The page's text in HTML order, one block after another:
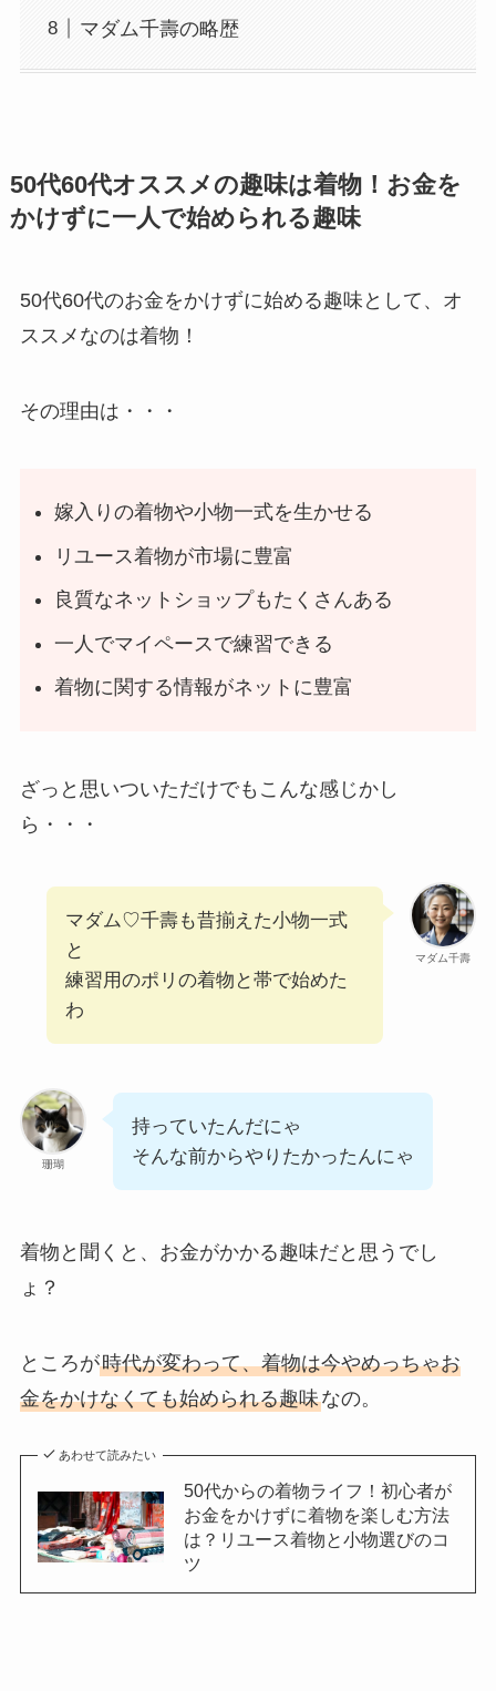
マダム千壽の略歴
50代60代オススメの趣味は着物！お金を
かけずに一人で始められる趣味
50代60代のお金をかけずに始める趣味として、オ
ススメなのは着物！
その理由は・・・
嫁入りの着物や小物一式を生かせる
リユース着物が市場に豊富
良質なネットショップもたくさんある
一人でマイペースで練習できる
着物に関する情報がネットに豊富
ざっと思いついただけでもこんな感じかし
ら・・・
マダム千壽
マダム♡千壽も昔揃えた小物一式
と
練習用のポリの着物と帯で始めた
わ
珊瑚
持っていたんだにゃ
そんな前からやりたかったんにゃ
着物と聞くと、お金がかかる趣味だと思うでし
ょ？
ところが時代が変わって、着物は今やめっちゃお
金をかけなくても始められる趣味なの。
あわせて読みたい
50代からの着物ライフ！初心者が
お金をかけずに着物を楽しむ方法
は？リユース着物と小物選びのコ
ツ